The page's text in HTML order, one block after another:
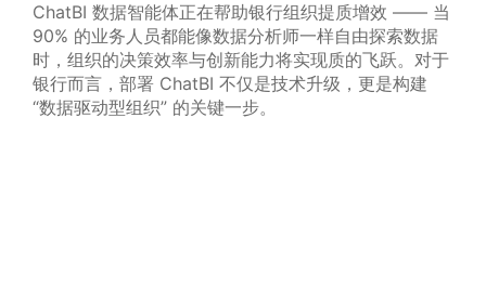
ChatBI 数据智能体正在帮助银行组织提质增效 —— 当
90% 的业务人员都能像数据分析师一样自由探索数据
时，组织的决策效率与创新能力将实现质的飞跃。对于
银行而言，部署 ChatBI 不仅是技术升级，更是构建
“数据驱动型组织” 的关键一步。